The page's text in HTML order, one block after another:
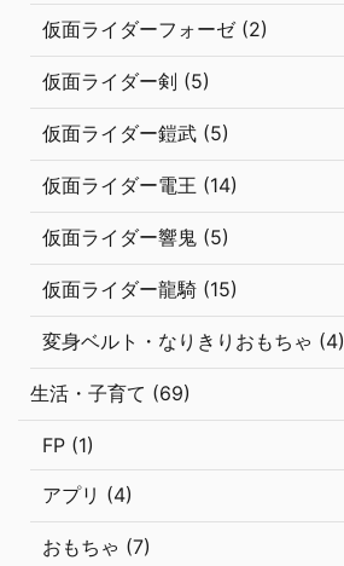
仮面ライダーフォーゼ (2)
仮面ライダー剣 (5)
仮面ライダー鎧武 (5)
仮面ライダー電王 (14)
仮面ライダー響鬼 (5)
仮面ライダー龍騎 (15)
変身ベルト・なりきりおもちゃ (4)
生活・子育て (69)
FP (1)
アプリ (4)
おもちゃ (7)